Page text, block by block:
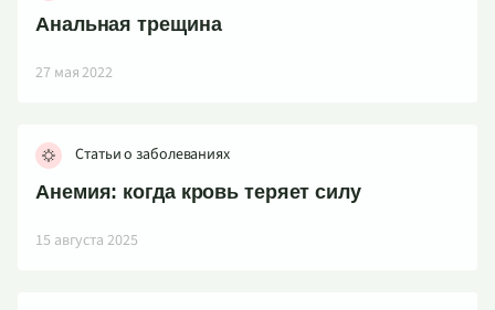
Анальная трещина
27 мая 2022
Статьи о заболеваниях
Анемия: когда кровь теряет силу
15 августа 2025